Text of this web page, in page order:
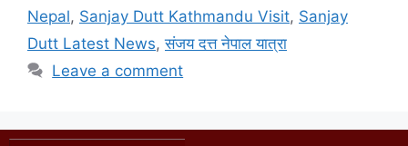
Nepal, Sanjay Dutt Kathmandu Visit, Sanjay
Dutt Latest News,संजय दत्त नेपाल यात्रा
Leave a comment